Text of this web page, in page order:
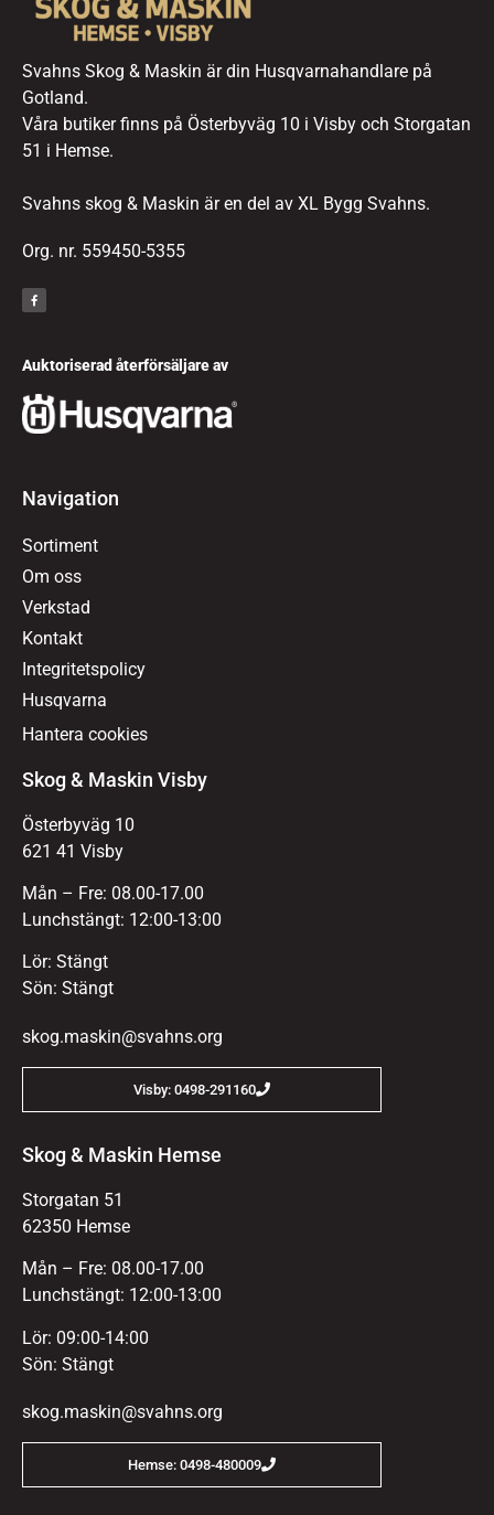
Svahns Skog & Maskin är din Husqvarnahandlare på
Gotland.
Våra butiker finns på Österbyväg 10 i Visby och Storgatan
51 i Hemse.
Svahns skog & Maskin är en del av XL Bygg Svahns.
Org. nr. 559450-5355
Auktoriserad återförsäljare av
Navigation
Sortiment
Om oss
Verkstad
Kontakt
Integritetspolicy
Husqvarna
Hantera cookies
Skog & Maskin Visby
Österbyväg 10
621 41 Visby
Mån – Fre: 08.00-17.00
Lunchstängt: 12:00-13:00
Lör: Stängt
Sön: Stängt
skog.maskin@svahns.org
Visby: 0498-291160
Skog & Maskin Hemse
Storgatan 51
62350 Hemse
Mån – Fre: 08.00-17.00
Lunchstängt: 12:00-13:00
Lör: 09:00-14:00
Sön: Stängt
skog.maskin@svahns.org
Hemse: 0498-480009